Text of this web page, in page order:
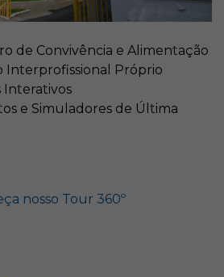
de Convivência e Alimentação
Interprofissional Próprio
Interativos
e Simuladores de Última
nosso Tour 360º